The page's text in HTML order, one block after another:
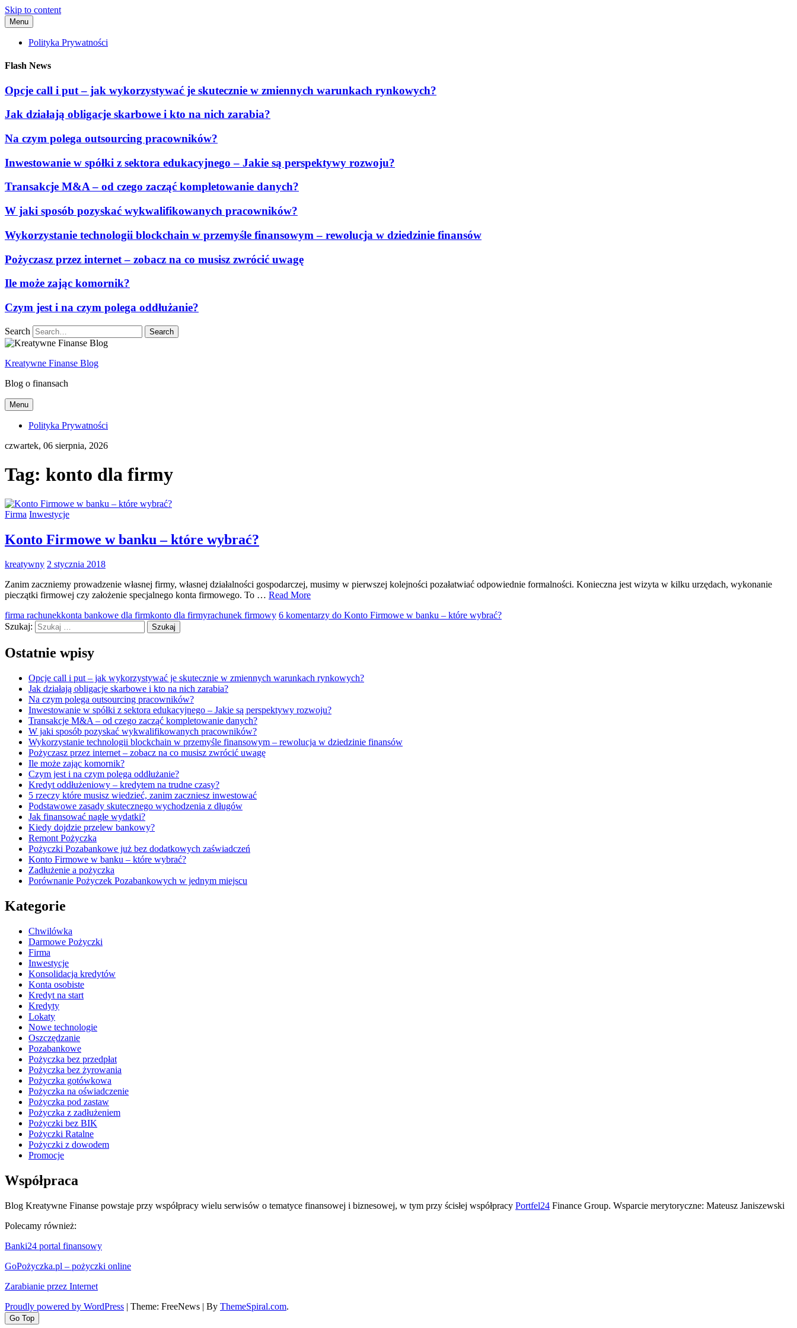
Skip to content
Menu
Polityka Prywatności
Flash News
Opcje call i put – jak wykorzystywać je skutecznie w zmiennych warunkach rynkowych?
Jak działają obligacje skarbowe i kto na nich zarabia?
Na czym polega outsourcing pracowników?
Inwestowanie w spółki z sektora edukacyjnego – Jakie są perspektywy rozwoju?
Transakcje M&A – od czego zacząć kompletowanie danych?
W jaki sposób pozyskać wykwalifikowanych pracowników?
Wykorzystanie technologii blockchain w przemyśle finansowym – rewolucja w dziedzinie finansów
Pożyczasz przez internet – zobacz na co musisz zwrócić uwagę
Ile może zając komornik?
Czym jest i na czym polega oddłużanie?
Search
Kreatywne Finanse Blog
Blog o finansach
Menu
Polityka Prywatności
czwartek, 06 sierpnia, 2026
Tag: konto dla firmy
Firma Inwestycje
Konto Firmowe w banku – które wybrać?
kreatywny 2 stycznia 2018
Zanim zaczniemy prowadzenie własnej firmy, własnej działalności gospodarczej, musimy w pierwszej kolejności pozałatwiać odpowiednie formalności. Konieczna jest wizyta w kilku urzędach, wykonanie
pieczątki firmowej czy założenie specjalnego konta firmowego. To … Read More
firma rachunekkonta bankowe dla firmkonto dla firmyrachunek firmowy 6 komentarzy do Konto Firmowe w banku – które wybrać?
Szukaj:
Ostatnie wpisy
Opcje call i put – jak wykorzystywać je skutecznie w zmiennych warunkach rynkowych?
Jak działają obligacje skarbowe i kto na nich zarabia?
Na czym polega outsourcing pracowników?
Inwestowanie w spółki z sektora edukacyjnego – Jakie są perspektywy rozwoju?
Transakcje M&A – od czego zacząć kompletowanie danych?
W jaki sposób pozyskać wykwalifikowanych pracowników?
Wykorzystanie technologii blockchain w przemyśle finansowym – rewolucja w dziedzinie finansów
Pożyczasz przez internet – zobacz na co musisz zwrócić uwagę
Ile może zając komornik?
Czym jest i na czym polega oddłużanie?
Kredyt oddłużeniowy – kredytem na trudne czasy?
5 rzeczy które musisz wiedzieć, zanim zaczniesz inwestować
Podstawowe zasady skutecznego wychodzenia z długów
Jak finansować nagłe wydatki?
Kiedy dojdzie przelew bankowy?
Remont Pożyczka
Pożyczki Pozabankowe już bez dodatkowych zaświadczeń
Konto Firmowe w banku – które wybrać?
Zadłużenie a pożyczka
Porównanie Pożyczek Pozabankowych w jednym miejscu
Kategorie
Chwilówka
Darmowe Pożyczki
Firma
Inwestycje
Konsolidacja kredytów
Konta osobiste
Kredyt na start
Kredyty
Lokaty
Nowe technologie
Oszczędzanie
Pozabankowe
Pożyczka bez przedpłat
Pożyczka bez żyrowania
Pożyczka gotówkowa
Pożyczka na oświadczenie
Pożyczka pod zastaw
Pożyczka z zadłużeniem
Pożyczki bez BIK
Pożyczki Ratalne
Pożyczki z dowodem
Promocje
Współpraca
Blog Kreatywne Finanse powstaje przy współpracy wielu serwisów o tematyce finansowej i biznesowej, w tym przy ścisłej współpracy Portfel24 Finance Group. Wsparcie merytoryczne: Mateusz Janiszewski
Polecamy również:
Banki24 portal finansowy
GoPożyczka.pl – pożyczki online
Zarabianie przez Internet
Proudly powered by WordPress | Theme: FreeNews | By ThemeSpiral.com.
Go Top